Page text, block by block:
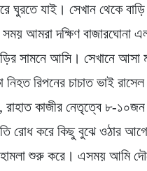
ঘুরতে যাই। সেখান থেকে
সময় আমরা দক্ষিণ বাজারঘোনা
সামনে আসি। সেখানে আসা
নিহত রিপনের চাচাত ভাই
রাহাত কাজীর নেতৃত্বে ৮-
রোধ করে কিছু বুঝে ওঠার
হামলা শুরু করে। এসময় আমি